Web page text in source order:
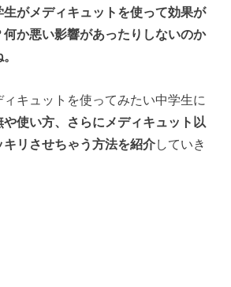
生がメディキュットを使って効果が
か悪い影響があったりしないのか
キュットを使ってみたい中学生に
や使い方、さらにメディキュット以
リさせちゃう方法を紹介していき